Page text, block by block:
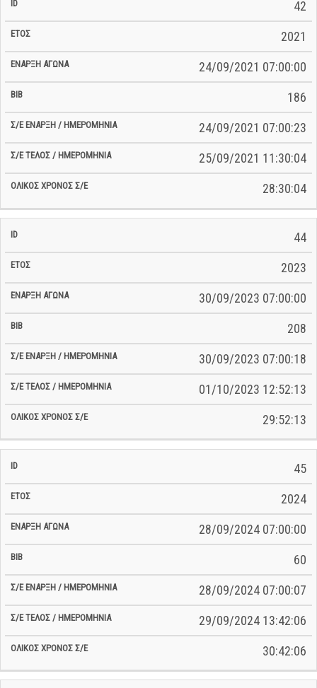
42
2021
24/09/2021 07:00:00
186
24/09/2021 07:00:23
25/09/2021 11:30:04
28:30:04
44
2023
30/09/2023 07:00:00
208
30/09/2023 07:00:18
01/10/2023 12:52:13
29:52:13
45
2024
28/09/2024 07:00:00
60
28/09/2024 07:00:07
29/09/2024 13:42:06
30:42:06